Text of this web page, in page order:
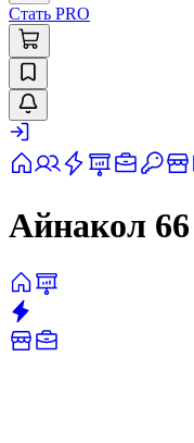
Стать PRO
Айнакол 66